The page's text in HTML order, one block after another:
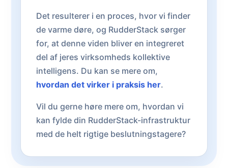
Det resulterer i en proces, hvor vi finder
de varme døre, og RudderStack sørger
for, at denne viden bliver en integreret
del af jeres virksomheds kollektive
intelligens. Du kan se mere om,
hvordan det virker i praksis her.
Vil du gerne høre mere om, hvordan vi
kan fylde din RudderStack-infrastruktur
med de helt rigtige beslutningstagere?